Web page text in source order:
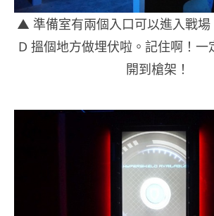
▲ 準備室有兩個入口可以進入戰場
D 搵個地方做埋伏啦。記住啊！一
開到槍架！